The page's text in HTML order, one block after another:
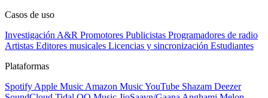
Casos de uso
Investigación A&R Promotores Publicistas Programadores de radio
Artistas Editores musicales Licencias y sincronización Estudiantes
Plataformas
Spotify Apple Music Amazon MusicYouTube Shazam Deezer